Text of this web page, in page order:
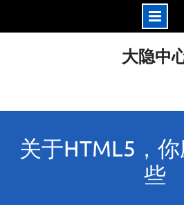
大隐中
关于HTML5，
些